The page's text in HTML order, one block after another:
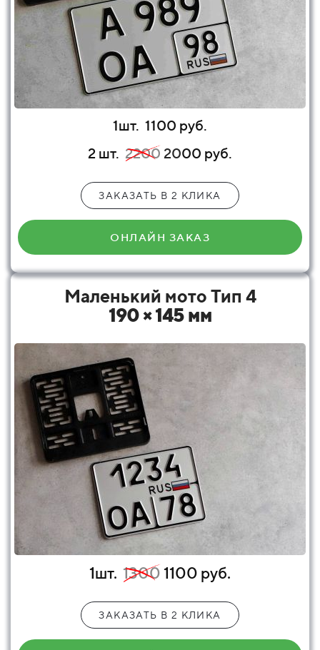
1шт. 1100 руб.
2 шт. 2200 2000 руб.
ЗАКАЗАТЬ В 2 КЛИКА
ОНЛАЙН ЗАКАЗ
Маленький мото Тип 4
190 × 145 мм
1шт. 13001100 руб.
ЗАКАЗАТЬ В 2 КЛИКА